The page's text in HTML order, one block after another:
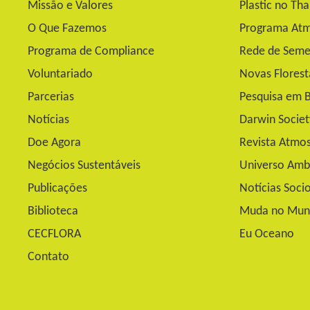
Missão e Valores
Plastic no
O Que Fazemos
Programa
Programa de Compliance
Rede de
Voluntariado
Novas
Parcerias
Pesquisa em
Notícias
Darwin
Doe Agora
Revista
Negócios Sustentáveis
Universo
Publicações
Notícias
Biblioteca
Muda no
CECFLORA
Eu Oceano
Contato